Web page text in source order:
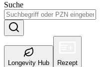
Suche
Longevity Hub Rezept